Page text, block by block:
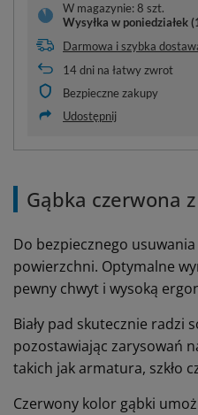
W magazynie: 8 szt.
Wysyłka w poniedziałek
Darmowa i szybka
14dni na łatwy zwrot
Bezpieczne zakupy
Udostępnij
Gąbka czerwona
Do bezpiecznego
powierzchni. Optymalne
pewny chwyt i wysoką
Biały pad skutecznie radzi
pozostawiając zarysowań
takich jak armatura, szkło
Czerwony kolor gąbki